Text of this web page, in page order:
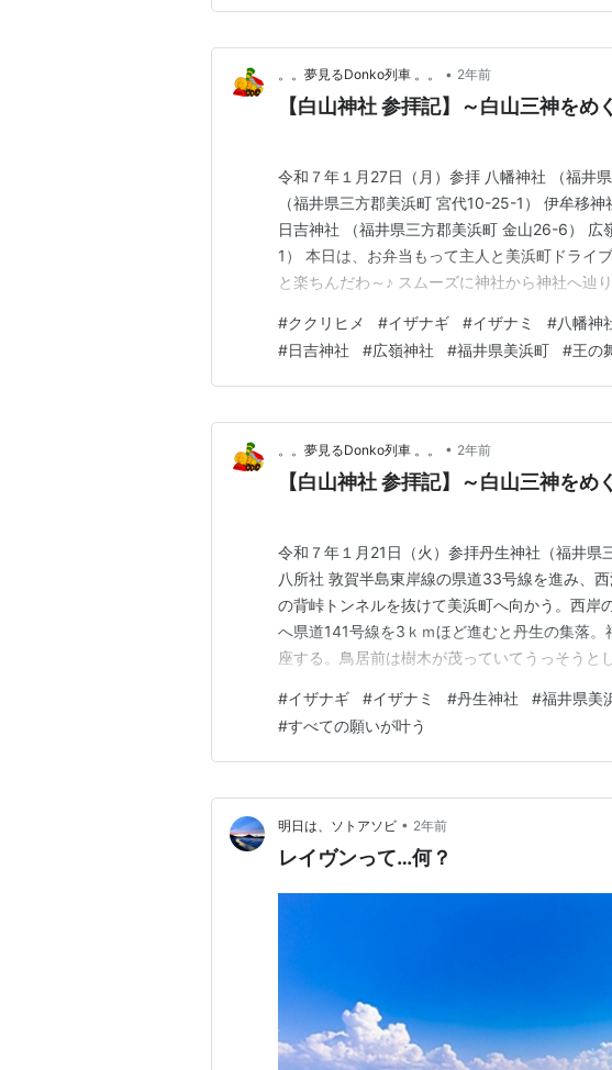
。。夢見るDonko列車 。。 • 2年前
令和７年１月27日（月）参拝 八幡神社 （福井
（福井県三方郡美浜町 宮代10-25-1） 伊牟移
日吉神社 （福井県三方郡美浜町 金山26-6）
1） 本日は、お弁当もって主人と美浜町ドライ
と楽ちんだわ～♪ スムーズに神社から神社へ辿
てみたいと思います。 八幡神社 （福井県三方
#ククリヒメ #イザナギ #イザナミ #八幡神
#日吉神社 #広嶺神社 #福井県美浜町 #王の
。。夢見るDonko列車 。。 • 2年前
令和７年１月21日（火）参拝丹生神社（福井
八所社 敦賀半島東岸線の県道33号線を進み、
の背峠トンネルを抜けて美浜町へ向かう。西岸
へ県道141号線を3ｋｍほど進むと丹生の集落
座する。鳥居前は樹木が茂っていてうっそうと
しいぐらいの一日です。 見上げれば、枯木と化
の姿を見つけて＠＠！ 思わずシャッターを切…
#イザナギ #イザナミ #丹生神社 #福井県美
#すべての願いが叶う
明日は、ソトアソビ • 2年前
レイヴンって…何？